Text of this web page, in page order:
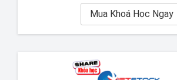
Mua Khoá Học Ngay